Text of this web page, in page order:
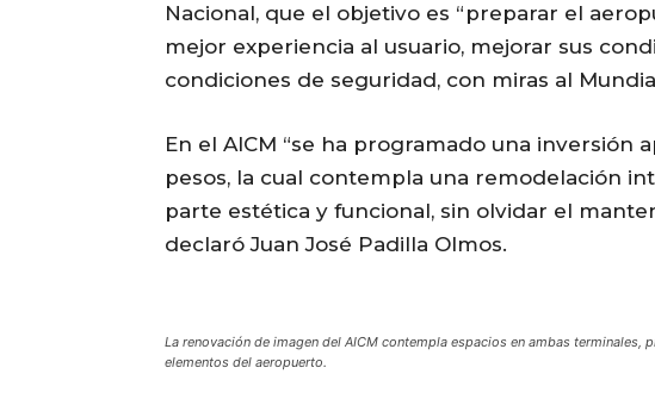
Nacional, que el objetivo es “preparar el
mejor experiencia al usuario, mejorar sus
condiciones de seguridad, con miras al
En el AICM “se ha programado una inversión
pesos, la cual contempla una remodelación
parte estética y funcional, sin olvidar el
declaró Juan José Padilla Olmos.
La renovación de imagen del AICM contempla espacios en ambas terminales,
elementos del aeropuerto.